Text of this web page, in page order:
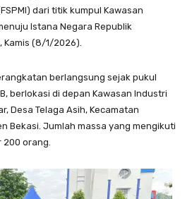
dari titik kumpul Kawasan
Istana Negara Republik
Kamis (8/1/2026).
berlangsung sejak pukul
berlokasi di depan Kawasan Industri
Desa Telaga Asih, Kecamatan
Bekasi. Jumlah massa yang mengikuti
orang.